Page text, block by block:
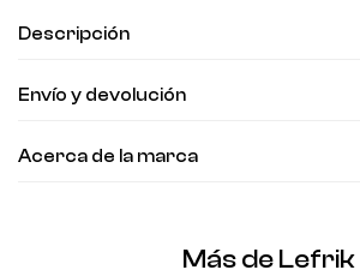
Descripción
Envío y devolución
Acerca de la marca
Más de Lefrik